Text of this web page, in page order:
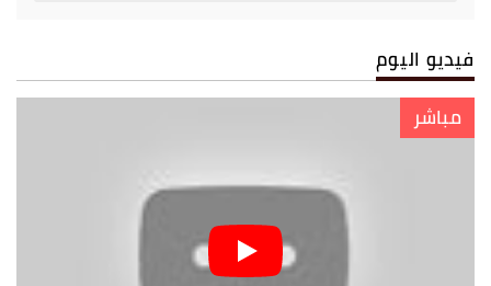
فيديو اليوم
مباشر